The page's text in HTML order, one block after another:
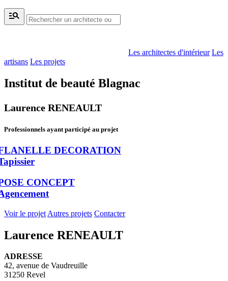
manage_search
Les architectes d'intérieur Les
artisans Les projets
Institut de beauté Blagnac
Laurence RENEAULT
Professionnels ayant participé au projet
DECORATION
CONCEPT
Voir le projet Autres projets Contacter
Laurence RENEAULT
ADRESSE
42, avenue de Vaudreuille
31250 Revel